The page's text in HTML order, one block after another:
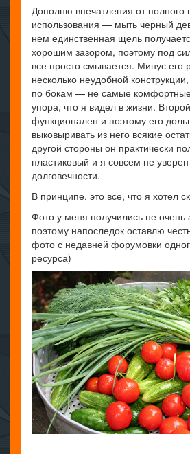
Дополню впечатления от полного
использования — мыть черный
нем единственная щель
хорошим зазором, поэтому под
все просто смывается. Минус его
несколько неудобной
по бокам — не самые комфортные
упора, что я видел в жизни.
функционален и поэтому его
выковыривать из него всякие
другой стороны он практически
пластиковый и я совсем не уверен
долговечности.
В принципе, это все, что я хотел
Фото у меня получились не очень
поэтому напоследок оставлю
фото с недавней форумовки
ресурса)